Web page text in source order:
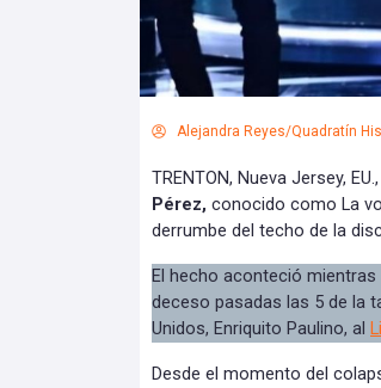
Alejandra Reyes/Quadratín
TRENTON, Nueva Jersey,
Pérez, conocido como La
derrumbe del techo de la
El hecho aconteció
deceso pasadas las 5 de la
Unidos, Enriquito Paulino, al
Desde el momento del